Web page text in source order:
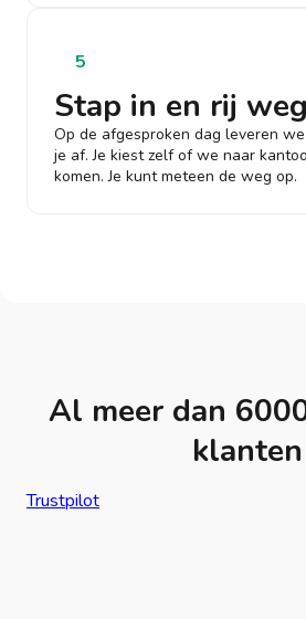
5
Stap in en rij weg
Op de afgesproken dag leveren
je af. Je kiest zelf of we naar
komen. Je kunt meteen de weg op.
Al meer dan
klanten
Trustpilot